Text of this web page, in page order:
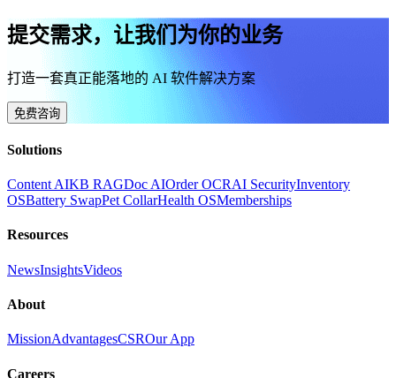
提交需求，让我们为你的业务
打造一套真正能落地的 AI 软件解决方案
免费咨询
Solutions
Content AIKB RAGDoc AIOrder OCRAI SecurityInventory
OSBattery SwapPet CollarHealth OSMemberships
Resources
NewsInsightsVideos
About
MissionAdvantagesCSROur App
Careers